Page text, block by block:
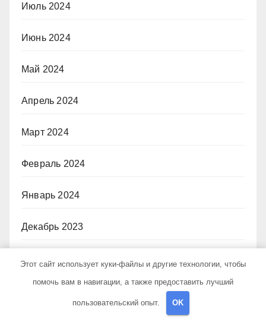
Июль 2024
Июнь 2024
Май 2024
Апрель 2024
Март 2024
Февраль 2024
Январь 2024
Декабрь 2023
Этот сайт использует куки-файлы и другие технологии, чтобы
помочь вам в навигации, а также предоставить лучший
пользовательский опыт. OK